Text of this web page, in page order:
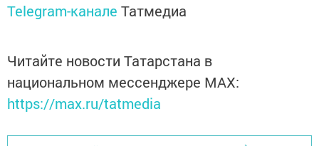
Telegram-канале Татмедиа
Читайте новости Татарстана в
национальном мессенджере MАХ:
https://max.ru/tatmedia